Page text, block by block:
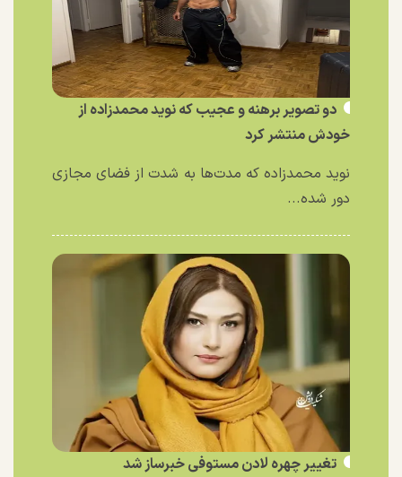
دو تصویر برهنه و عجیب که نوید محمدزاده از
خودش منتشر کرد
نوید محمدزاده که مدت‌ها به شدت از فضای مجازی
دور شده...
تغییر چهره لادن مستوفی خبرساز شد